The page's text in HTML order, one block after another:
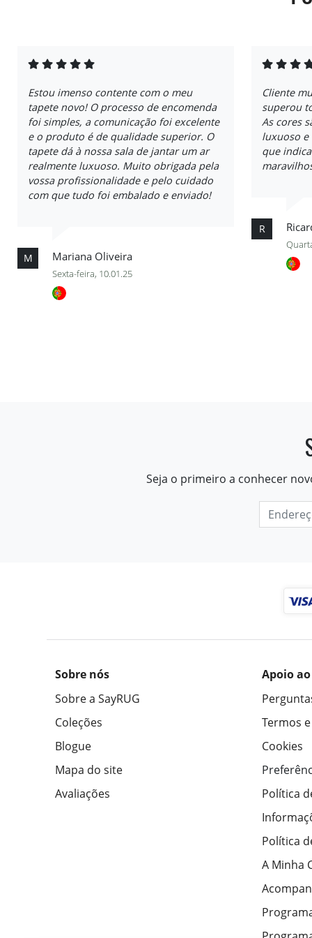
Estou imenso contente com o meu
tapete novo! O processo de encomenda
foi simples, a comunicação foi excelente
e o produto é de qualidade superior. O
tapete dá à nossa sala de jantar um ar
realmente luxuoso. Muito obrigada pela
vossa profissionalidade e pelo cuidado
com que tudo foi embalado e enviado!
M Mariana Oliveira
Sexta-feira, 10.01.25
Cliente
superou
As cores
luxuoso e
que
R
Seja o primeiro a conhecer
Sobre nós
Sobre a SayRUG
Coleções
Blogue
Mapa do site
Avaliações
Apoio
Termos
Cookies
Política
Política
A Minha